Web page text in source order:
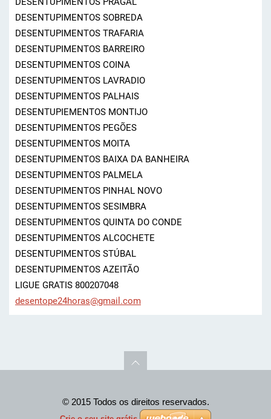
DESENTUPIMENTOS SOBREDA
DESENTUPIMENTOS TRAFARIA
DESENTUPIMENTOS BARREIRO
DESENTUPIMENTOS COINA
DESENTUPIMENTOS LAVRADIO
DESENTUPIMENTOS PALHAIS
DESENTUPIEMENTOS MONTIJO
DESENTUPIMENTOS PEGÕES
DESENTUPIMENTOS MOITA
DESENTUPIMENTOS BAIXA DA BANHEIRA
DESENTUPIMENTOS PALMELA
DESENTUPIMENTOS PINHAL NOVO
DESENTUPIMENTOS SESIMBRA
DESENTUPIMENTOS QUINTA DO CONDE
DESENTUPIMENTOS ALCOCHETE
DESENTUPIMENTOS STÚBAL
DESENTUPIMENTOS AZEITÃO
LIGUE GRATIS 800207048
desentope24horas@gmail.com
© 2015 Todos os direitos reservados.